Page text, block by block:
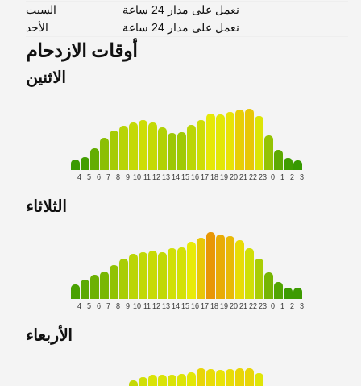
السبت
نعمل على مدار 24 ساعة
الأحد
نعمل على مدار 24 ساعة
أوقات الازدحام
الاثنين
4 5 6 7 8 9 10 11 12 13 14 15 16 17 18 19 20 21 22 23 0 1 2 3
الثلاثاء
4 5 6 7 8 9 10 11 12 13 14 15 16 17 18 19 20 21 22 23 0 1 2 3
الأربعاء